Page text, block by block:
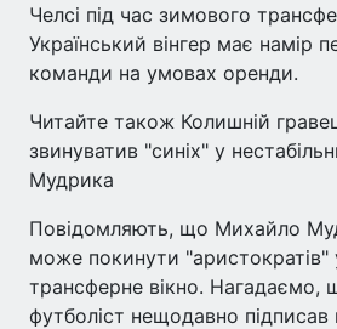
Челсі під час зимового
Український вінгер має намір
команди на умовах оренди.
Читайте також Колишній
звинуватив "синіх" у
Мудрика
Повідомляють, що Михайло
може покинути
трансферне вікно. Нагадаємо,
футболіст нещодавно підписав